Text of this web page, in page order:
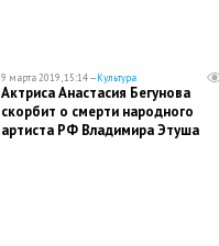
9 марта 2019, 15:14 —Культура
Актриса Анастасия Бегунова
скорбит о смерти народного
артиста РФ Владимира Этуша